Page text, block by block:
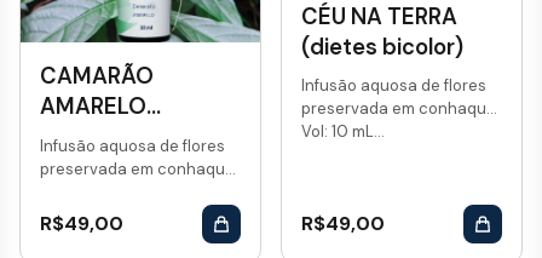
CAMARÃO
AMARELO
(pachistachys
lutea)
Infusão aquosa de flores
preservada em conhaque.
R$49,00
CÉU NA TERRA
(dietes bicolor)
Infusão aquosa de flores
preservada em conhaque.
Vol: 10 mL...
R$49,00